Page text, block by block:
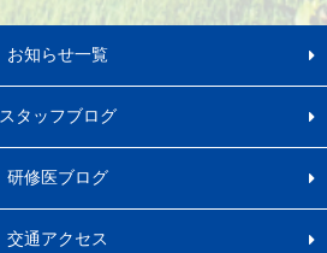
お知らせ一覧
スタッフブログ
研修医ブログ
交通アクセス